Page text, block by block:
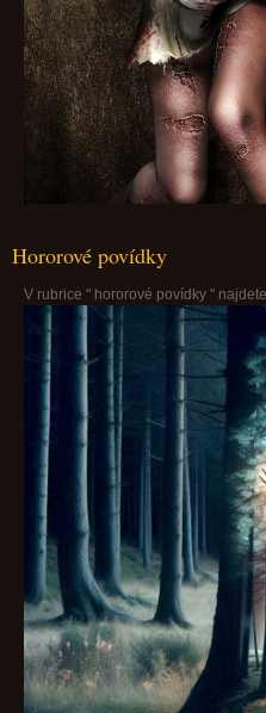
Hororové povídky
V rubrice " hororové povídky "